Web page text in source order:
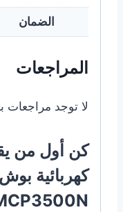
الضمان
المراجعات
لا توجد مراجعات
كن أول من